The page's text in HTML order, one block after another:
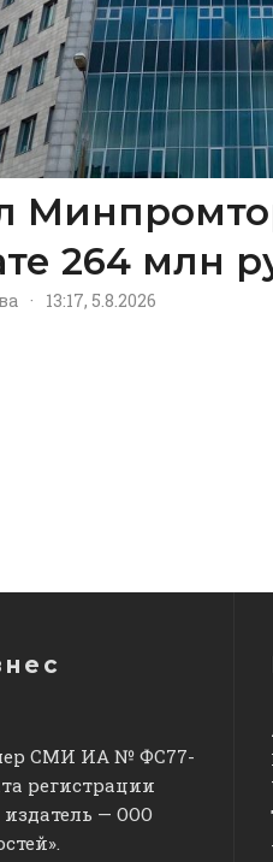
264 млн
· 13:17, 5.8.2026
СМИ ИА № ФС77-
регистрации
издатель — ООО